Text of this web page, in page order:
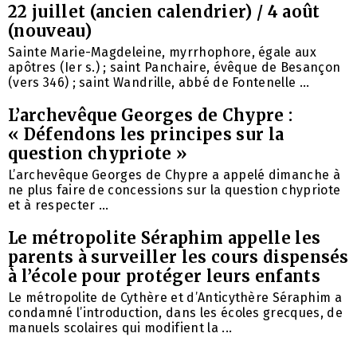
22 juillet (ancien calendrier) / 4 août
(nouveau)
Sainte Marie-Magdeleine, myrrhophore, égale aux
apôtres (Ier s.) ; saint Panchaire, évêque de Besançon
(vers 346) ; saint Wandrille, abbé de Fontenelle ...
L’archevêque Georges de Chypre :
« Défendons les principes sur la
question chypriote »
L’archevêque Georges de Chypre a appelé dimanche à
ne plus faire de concessions sur la question chypriote
et à respecter ...
Le métropolite Séraphim appelle les
parents à surveiller les cours dispensés
à l’école pour protéger leurs enfants
Le métropolite de Cythère et d’Anticythère Séraphim a
condamné l’introduction, dans les écoles grecques, de
manuels scolaires qui modifient la ...